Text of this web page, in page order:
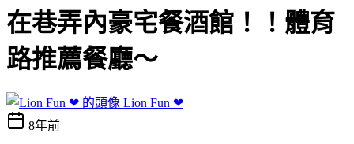
在巷弄內豪宅餐酒館！！體育
路推薦餐廳～
Lion Fun ❤
8年前